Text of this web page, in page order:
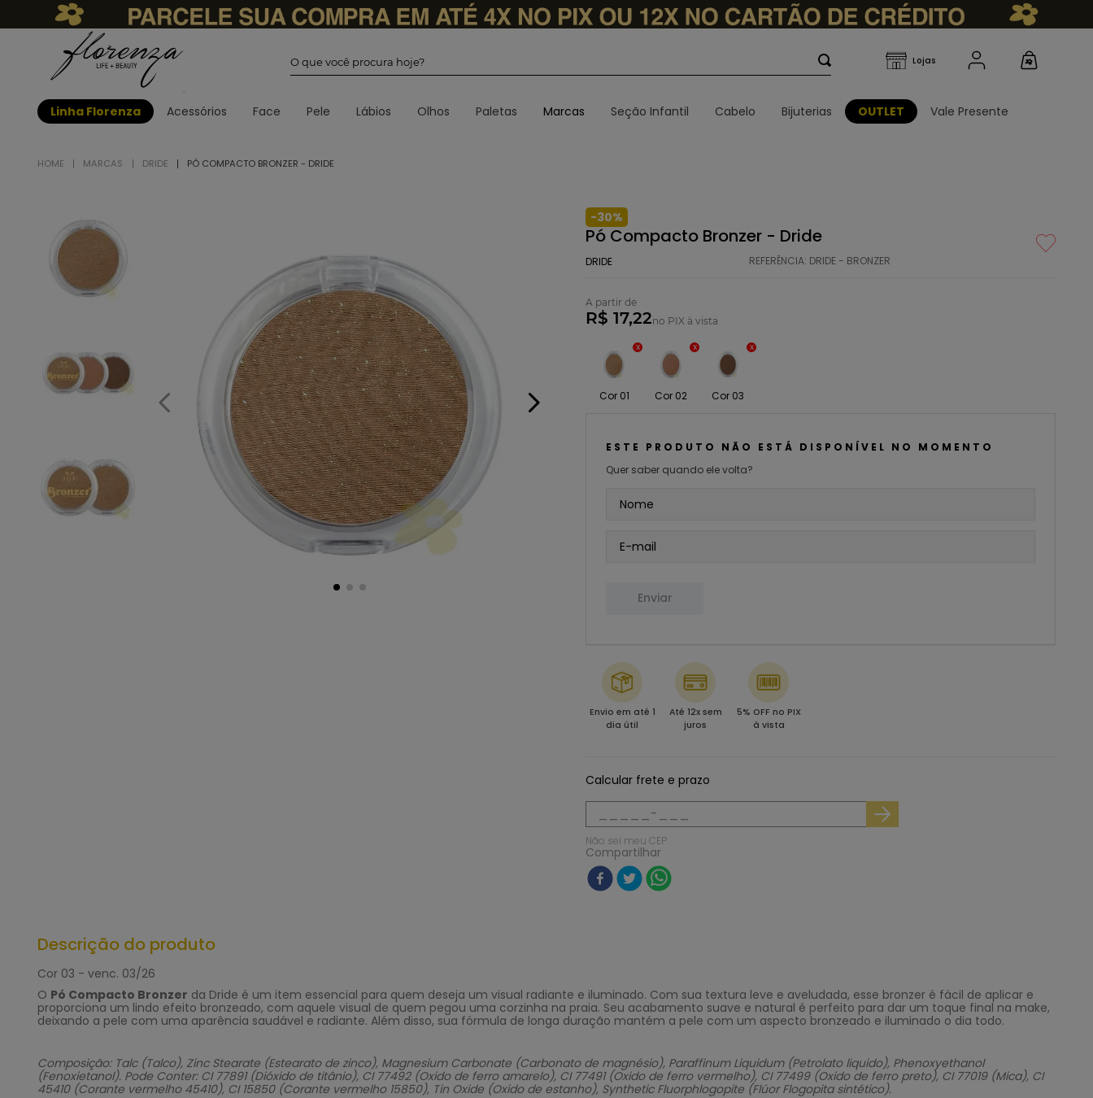
Linha Florenza Acessórios Face Pele Lábios Olhos Paletas Marcas Seção Infantil Cabelo Bijuterias OUTLET Vale Presente
MARCAS DRIDE PÓ COMPACTO BRONZER - DRIDE
-30%
Pó Compacto Bronzer - Dride
DRIDE REFERÊNCIA: DRIDE - BRONZER
A partir de
R$ 17,22no PIX à vista
Cor 01 Cor 02 Cor 03
ESTE PRODUTO NÃO ESTÁ DISPONÍVEL NO MOMENTO
Quer saber quando ele volta?
Enviar
Envio em até 1
dia útil
Até 12x sem
juros
5% OFF no PIX
à vista
Calcular frete e prazo
Não sei meu CEP
Compartilhar
Descrição do produto
Cor 03 - venc. 03/26
O Pó Compacto Bronzer da Dride é um item essencial para quem deseja um visual radiante e iluminado. Com sua textura leve e aveludada, esse bronzer é fácil de aplicar e
proporciona um lindo efeito bronzeado, com aquele visual de quem pegou uma corzinha na praia. Seu acabamento suave e natural é perfeito para dar um toque final na make,
deixando a pele com uma aparência saudável e radiante. Além disso, sua fórmula de longa duração mantém a pele com um aspecto bronzeado e iluminado o dia todo.
Composição: Talc (Talco), Zinc Stearate (Estearato de zinco), Magnesium Carbonate (Carbonato de magnésio), Paraffinum Liquidum (Petrolato liquido), Phenoxyethanol
(Fenoxietanol). Pode Conter: CI 77891 (Dióxido de titânio), CI 77492 (Oxido de ferro amarelo), CI 77491 (Oxido de ferro vermelho), CI 77499 (Oxido de ferro preto), CI 77019 (Mica), CI
45410 (Corante vermelho 45410), CI 15850 (Corante vermelho 15850), Tin Oxide (Oxido de estanho), Synthetic Fluorphlogopite (Flúor Flogopita sintético).